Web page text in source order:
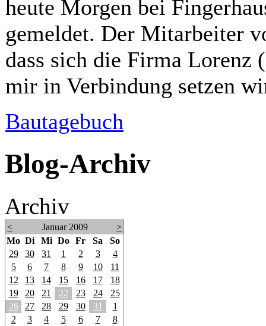
heute Morgen bei
gemeldet. Der Mitarbeiter
dass sich die Firma
mir in Verbindung setzen
Bautagebuch
Blog-Archiv
Archiv
< Januar 2009
>
Mo Di Mi Do Fr Sa
So
29
30 31 1 2 3
4
5
6 7 8 9 10
11
12
13 14 15 16 17
18
19
20 21 22 23 24
25
26
27 28 29 30 31
1
2
3 4 5 6 7 8